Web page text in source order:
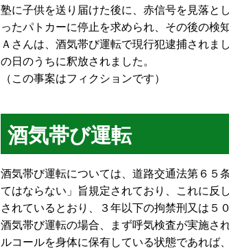
塾に子供を送り届けた後に、赤信号を見落と
ったパトカーに停止を求められ、その後の検
Ａさんは、酒気帯び運転で現行犯逮捕されまし
の日のうちに釈放されました。
（この事案はフィクションです）
酒気帯び運転
酒気帯び運転については、道路交通法第６５
てはならない」旨規定されており、これに反
されているとおり、３年以下の拘禁刑又は５
酒気帯び運転の場合、まず呼気検査が実施さ
ルコールを身体に保有している状態であれば